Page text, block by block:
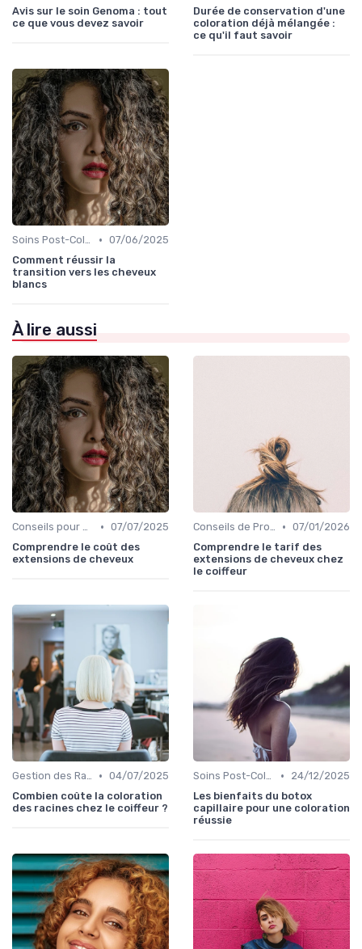
Avis sur le soin Genoma : tout
ce que vous devez savoir
Durée de conservation d'une
coloration déjà mélangée :
ce qu'il faut savoir
Soins Post-Coloration • 07/06/2025
Comment réussir la
transition vers les cheveux
blancs
À lire aussi
Conseils pour Cheveux Abîmés • 07/07/2025
Comprendre le coût des
extensions de cheveux
Conseils de Professionnels • 07/01/2026
Comprendre le tarif des
extensions de cheveux chez
le coiffeur
Gestion des Racines et Retouches • 04/07/2025
Combien coûte la coloration
des racines chez le coiffeur ?
Soins Post-Coloration •
24/12/2025
Les bienfaits du botox
capillaire pour une coloration
réussie